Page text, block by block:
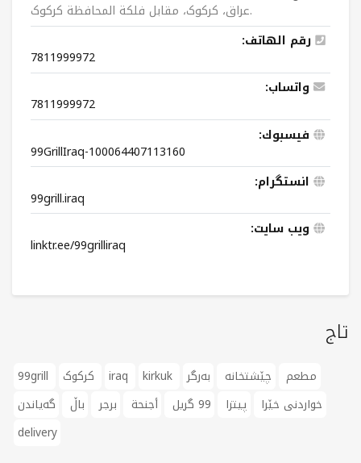
عراق، کرکوک، مقابل فلكة المحافظة کرکوک.
رقم الهاتف:
7811999972
واتساب:
7811999972
فيسبوك:
99GrillIraq-100064407113160
انستگرام:
99grill.iraq
ویب سایت:
linktr.ee/99grilliraq
تاج
99grill iraq kirkuk مطعم چێشتخانە
بەرگر
خواردنی خێرا
پیتزا 99 گریل أجنحة برجر باڵ
گەیاندن
delivery